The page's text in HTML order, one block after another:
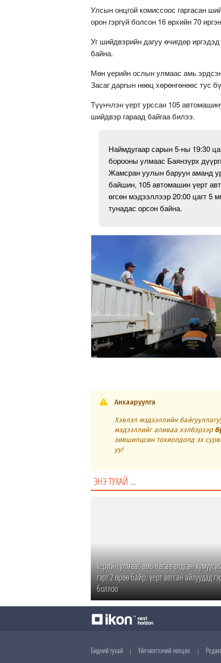
Улсын онцгой комиссоос гаргасан
орон гэргүй болсон 16 өрхийн 70
Уг шийдвэрийн дагуу өчигдөр
байна.
Мөн үерийн ослын улмаас амь
Засаг даргын нөөц хөрөнгөнөөс тус
Түүнчлэн үерт урссан 105
шийдвэр гараад байгаа билээ.
Наймдугаар сарын 5-ны 19:30
борооны улмаас Баянзүрх
Жамсран уулын баруун аманд
байшин, 105 автомашин үерт
өгсөн мэдээллээр 20:00 цагт 5
тунадас орсон байна.
Анхааруулга
Хэвлэл мэдээллийн
мэдээллийг аливаа хэлбэрээр
зөвшилцсөн тохиолдолд эх
уу!
ЭНЭ ТУХАЙ ...
Үерийн улмаас амь насаа алдсан
гэрт 2 өрөө байр, үерт автсан айлуудад
боллоо
Бидний тухай | Үйлчилгээний нөхцөл |